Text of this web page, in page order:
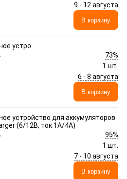
9 - 12 августа
В корзину
устро
73%
1 шт.
6 - 8 августа
В корзину
устройство для аккумуляторов
(6/12В, ток 1А/4А)
95%
1 шт.
7 - 10 августа
В корзину